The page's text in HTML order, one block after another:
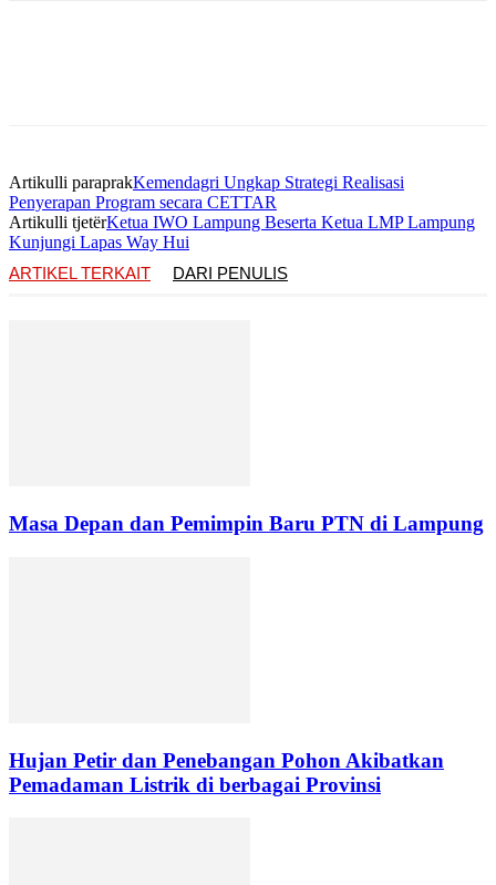
Artikulli paraprakKemendagri Ungkap Strategi Realisasi
Penyerapan Program secara CETTAR
Artikulli tjetërKetua IWO Lampung Beserta Ketua LMP Lampung
Kunjungi Lapas Way Hui
ARTIKEL TERKAIT
DARI PENULIS
Masa Depan dan Pemimpin Baru PTN di Lampung
Hujan Petir dan Penebangan Pohon Akibatkan
Pemadaman Listrik di berbagai Provinsi